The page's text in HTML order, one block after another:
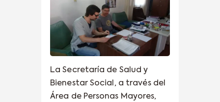
La Secretaría de Salud y
Bienestar Social, a través del
Área de Personas Mayores,